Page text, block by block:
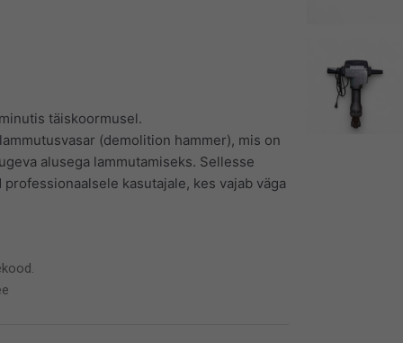
täiskoormusel.
(demolition hammer), mis on
alusega lammutamiseks. Sellesse
kasutajale, kes vajab väga